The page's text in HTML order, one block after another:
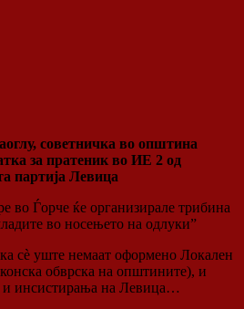
советничка во општина
за пратеник во ИЕ 2 од
партија Левица
Ѓорче ќе организирале трибина
во носењето на одлуки”
сѐ уште немаат оформено Локален
обврска на општините), и
и инсистирања на Левица…